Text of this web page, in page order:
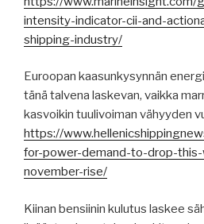
intensity-indicator-cii-and-
shipping-industry/
Euroopan kaasunkysynnän
tänä talvena laskevan, vaikka
kasvoikin tuulivoiman vähyyden
https://
for-power-demand-to-drop-
november-rise/
Kiinan bensiinin kulutus laskee